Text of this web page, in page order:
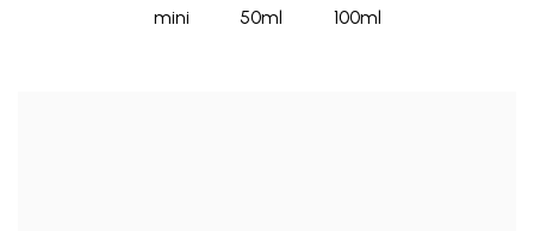
mini
50ml
100ml